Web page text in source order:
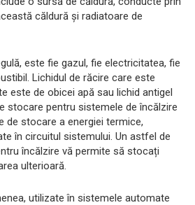
căldură și radiatoare de
este fie gazul, fie electricitatea, fie
Lichidul de răcire care este
este de obicei apă sau lichid antigel
stocare pentru sistemele de încălzire
de stocare a energiei termice,
în circuitul sistemului. Un astfel de
încălzire vă permite să stocați
ulterioară.
utilizate în sistemele automate